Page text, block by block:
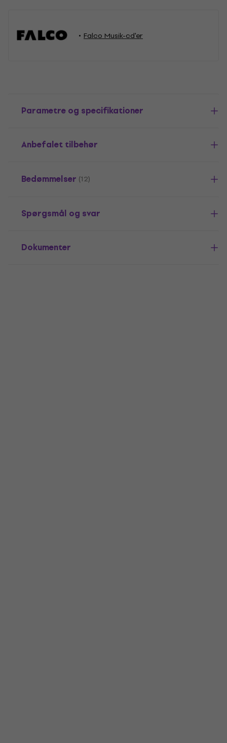
Falco Musik-cd'er
Parametre og specifikationer
Anbefalet tilbehør
Bedømmelser (12)
Spørgsmål og svar
Dokumenter